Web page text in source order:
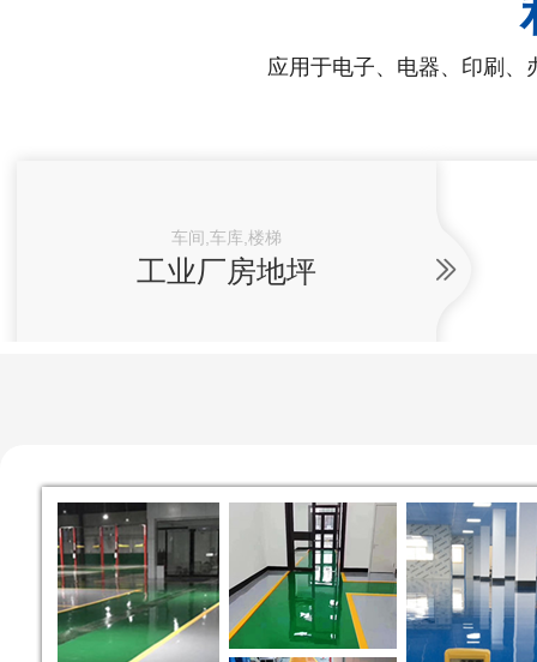
应用于电子、电器、印刷
车间,车库,楼梯
工业厂房地坪